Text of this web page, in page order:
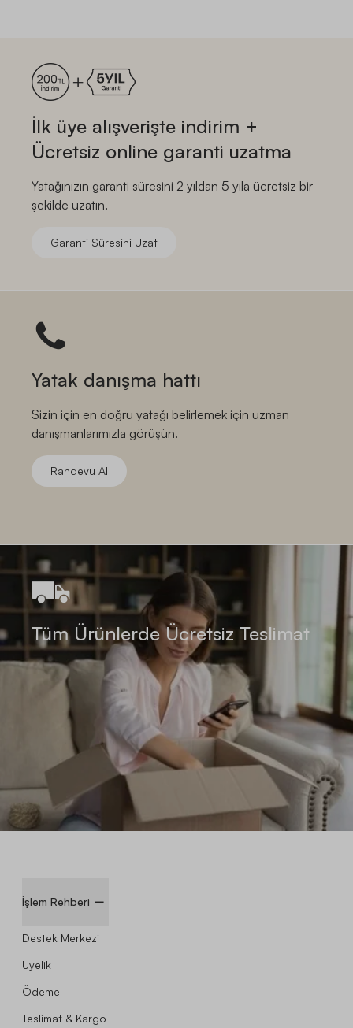
İlk üye alışverişte indirim +
Ücretsiz online garanti uzatma
Yatağınızın garanti süresini 2 yıldan 5 yıla ücretsiz bir
şekilde uzatın.
Garanti Süresini Uzat
Yatak danışma hattı
Sizin için en doğru yatağı belirlemek için uzman
danışmanlarımızla görüşün.
Randevu Al
Tüm Ürünlerde Ücretsiz Teslimat
İşlem Rehberi
Destek Merkezi
Üyelik
Ödeme
Teslimat & Kargo